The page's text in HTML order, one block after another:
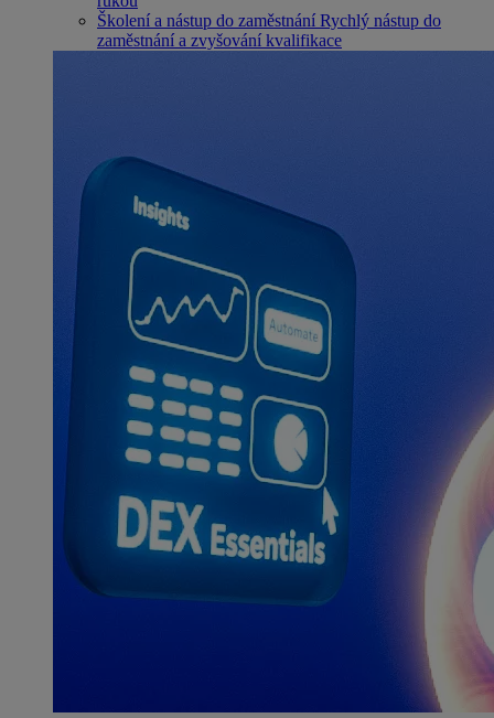
Školení a nástup do zaměstnání Rychlý nástup do
zaměstnání a zvyšování kvalifikace